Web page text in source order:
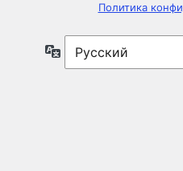
Политика
Язык